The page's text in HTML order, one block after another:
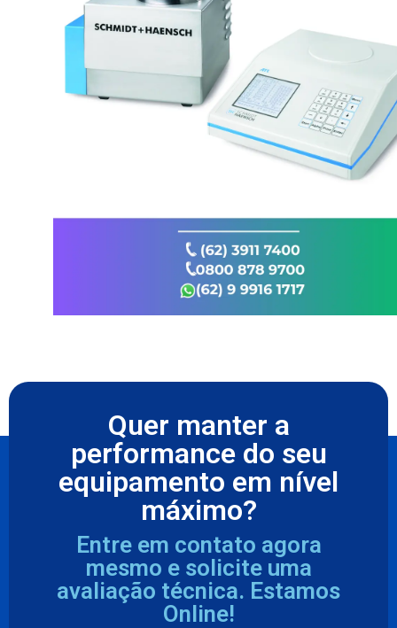
Quer manter a
performance do seu
equipamento em nível
máximo?
Entre em contato agora
mesmo e solicite uma
avaliação técnica. Estamos
Online!